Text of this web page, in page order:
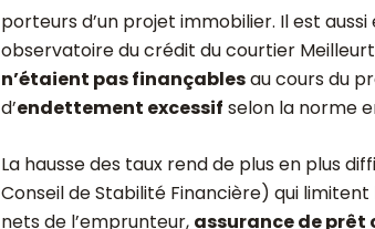
porteurs d’un projet immobilier. Il est
observatoire du crédit du courtier
n’étaient pas finançablesau cours du
d’endettement excessif selon la norme
La hausse des taux rend de plus en plus
Conseil de Stabilité Financière) qui limitent
nets de l’emprunteur, assurance de prêt